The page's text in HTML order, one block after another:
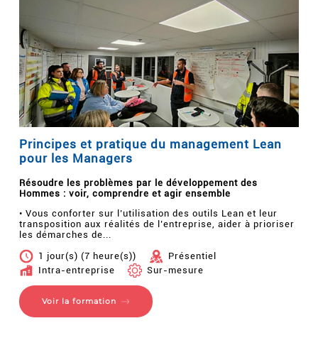
Principes et pratique du management Lean
pour les Managers
Résoudre les problèmes par le développement des
Hommes : voir, comprendre et agir ensemble
• Vous conforter sur l’utilisation des outils Lean et leur
transposition aux réalités de l’entreprise, aider à prioriser
les démarches de...
1 jour(s) (7 heure(s))
Présentiel
Intra-entreprise
Sur-mesure
Voir la formation